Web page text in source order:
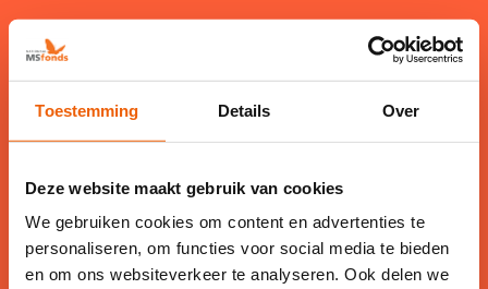
Toestemming Details Over
Deze website maakt gebruik van cookies
We gebruiken cookies om content en advertenties te
personaliseren, om functies voor social media te bieden
en om ons websiteverkeer te analyseren. Ook delen we
Bedankt voor uw
donatie